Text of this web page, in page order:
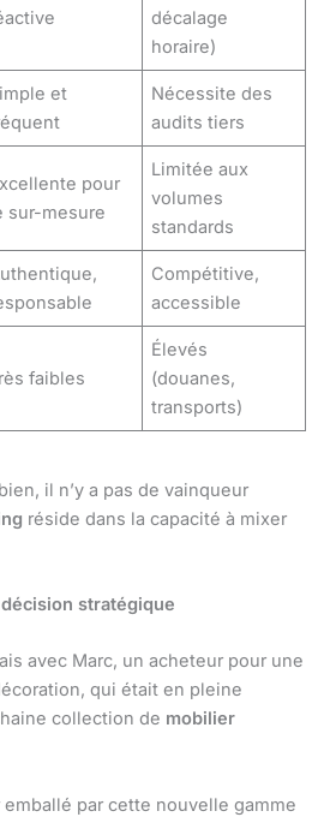
décalage
horaire)
et
Nécessite des
audits tiers
pour
sur-mesure
Limitée aux
volumes
standards
Compétitive,
accessible
faibles
Élevés
(douanes,
transports)
il n’y a pas de vainqueur
réside dans la capacité à mixer
stratégique
avec Marc, un acheteur pour une
qui était en pleine
collection de mobilier
emballé par cette nouvelle gamme